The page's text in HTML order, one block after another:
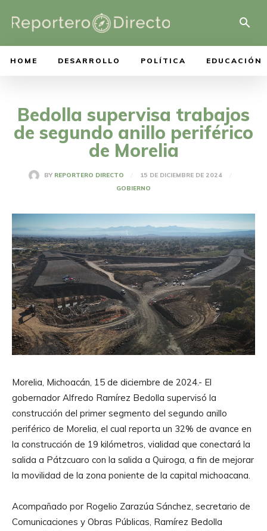
HOME DESARROLLO POLÍTICA EDUCACIÓN
Bedolla supervisa trabajos
de segundo anillo periférico
de Morelia
BY REPORTERO DIRECTO
15 DE DICIEMBRE DE 2024
GOBIERNO
Morelia, Michoacán, 15 de diciembre de 2024.- El
gobernador Alfredo Ramírez Bedolla supervisó la
construcción del primer segmento del segundo anillo
periférico de Morelia, el cual reporta un 32% de avance en
la construcción de 19 kilómetros, vialidad que conectará la
salida a Pátzcuaro con la salida a Quiroga, a fin de mejorar
la movilidad de la zona poniente de la capital michoacana.
Acompañado por Rogelio Zarazúa Sánchez, secretario de
Comunicaciones y Obras Públicas, Ramírez Bedolla